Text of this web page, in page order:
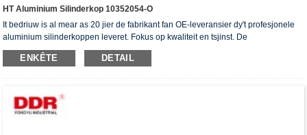
HT Aluminium Silinderkop 10352054-O
It bedriuw is al mear as 20 jier de fabrikant fan OE-leveransier dy't profesjonele
aluminium silinderkoppen leveret. Fokus op kwaliteit en tsjinst. De
silinderkoppen hawwe it ISO16949-autentikaasjesertifikaat, "de heechdichte
silinderkop", "de lange libbensdoer fan 'e silinderkop" en de oare 5 patinten foar
ENKÊTE DETAIL